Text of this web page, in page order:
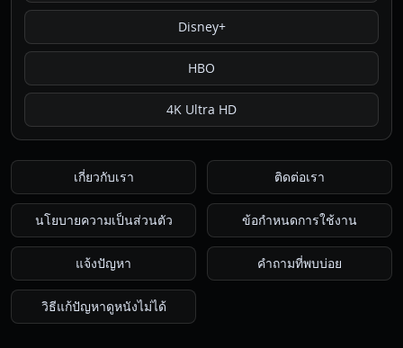
Disney+
HBO
4K Ultra HD
เกี่ยวกับเรา ติดต่อเรา
นโยบายความเป็นส่วนตัว ข้อกำหนดการใช้งาน
แจ้งปัญหา คำถามที่พบบ่อย
วิธีแก้ปัญหาดูหนังไม่ได้